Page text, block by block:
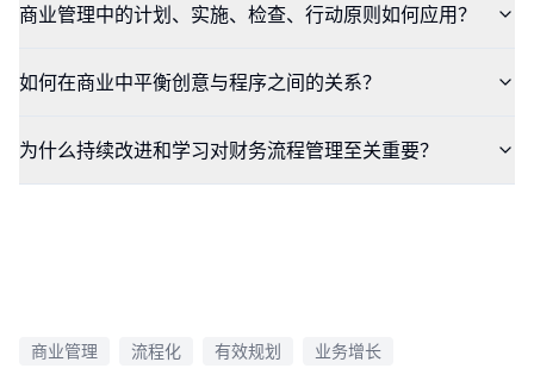
商业管理中的计划、实施、检查、行动原则如何应用？
如何在商业中平衡创意与程序之间的关系？
为什么持续改进和学习对财务流程管理至关重要？
商业管理 流程化 有效规划 业务增长